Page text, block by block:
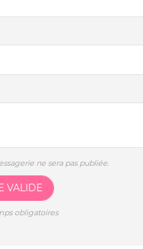
ne sera pas publiée.
VALIDE
obligatoires